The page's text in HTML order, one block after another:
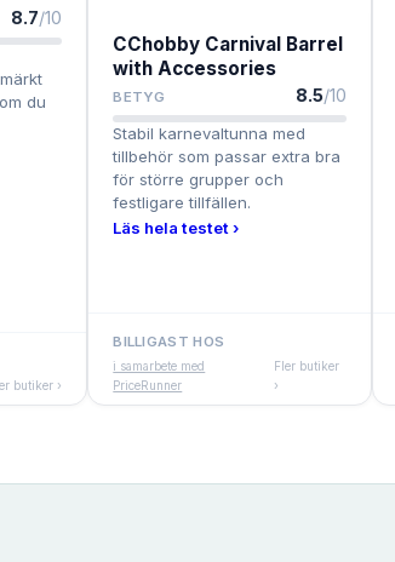
8.7/10
du
butiker ›
CChobby Carnival Barrel
with Accessories
BETYG 8.5/10
Stabil karnevaltunna med
tillbehör som passar extra bra
för större grupper och
festligare tillfällen.
Läs hela testet ›
BILLIGAST HOS
i samarbete med
PriceRunner
Fler butiker
›